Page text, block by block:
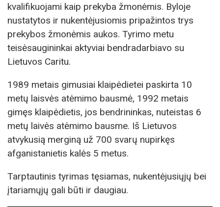
kvalifikuojami kaip prekyba žmonėmis. Byloje
nustatytos ir nukentėjusiomis pripažintos trys
prekybos žmonėmis aukos. Tyrimo metu
teisėsaugininkai aktyviai bendradarbiavo su
Lietuvos Caritu.
1989 metais gimusiai klaipėdietei paskirta 10
metų laisvės atėmimo bausmė, 1992 metais
gimęs klaipėdietis, jos bendrininkas, nuteistas 6
metų laivės atėmimo bausme. Iš Lietuvos
atvykusią merginą už 700 svarų nupirkęs
afganistanietis kalės 5 metus.
Tarptautinis tyrimas tęsiamas, nukentėjusiųjų bei
įtariamųjų gali būti ir daugiau.